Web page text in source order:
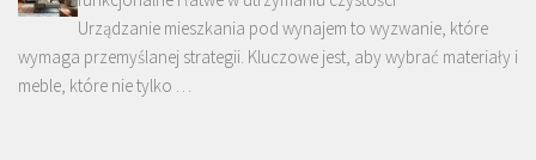
Urządzanie mieszkania pod wynajem to wyzwanie, które
wymaga przemyślanej strategii. Kluczowe jest, aby wybrać materiały i
meble, które nie tylko …